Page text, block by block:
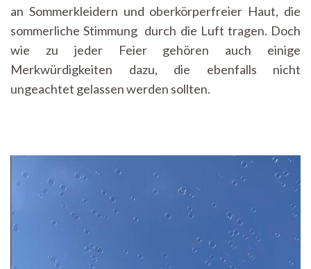
an Sommerkleidern und oberkörperfreier Haut, die
sommerliche Stimmung durch die Luft tragen. Doch
wie zu jeder Feier gehören auch einige
Merkwürdigkeiten dazu, die ebenfalls nicht
ungeachtet gelassen werden sollten.